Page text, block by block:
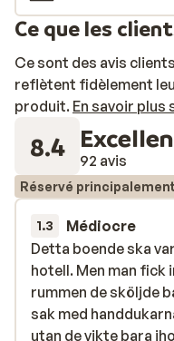
Ce que les
Ce sont des avis
reflètent fidèlement
produit. En savoir plus
8.4 92 avis
Réservé
1.3 Médiocre
Detta boende ska
hotell. Men man fick
rummen de sköljde
sak med
utan de vikte bara
Detta boende ska
hotell. Men man fick
rummen de sköljde
sak med
utan de vikte bara